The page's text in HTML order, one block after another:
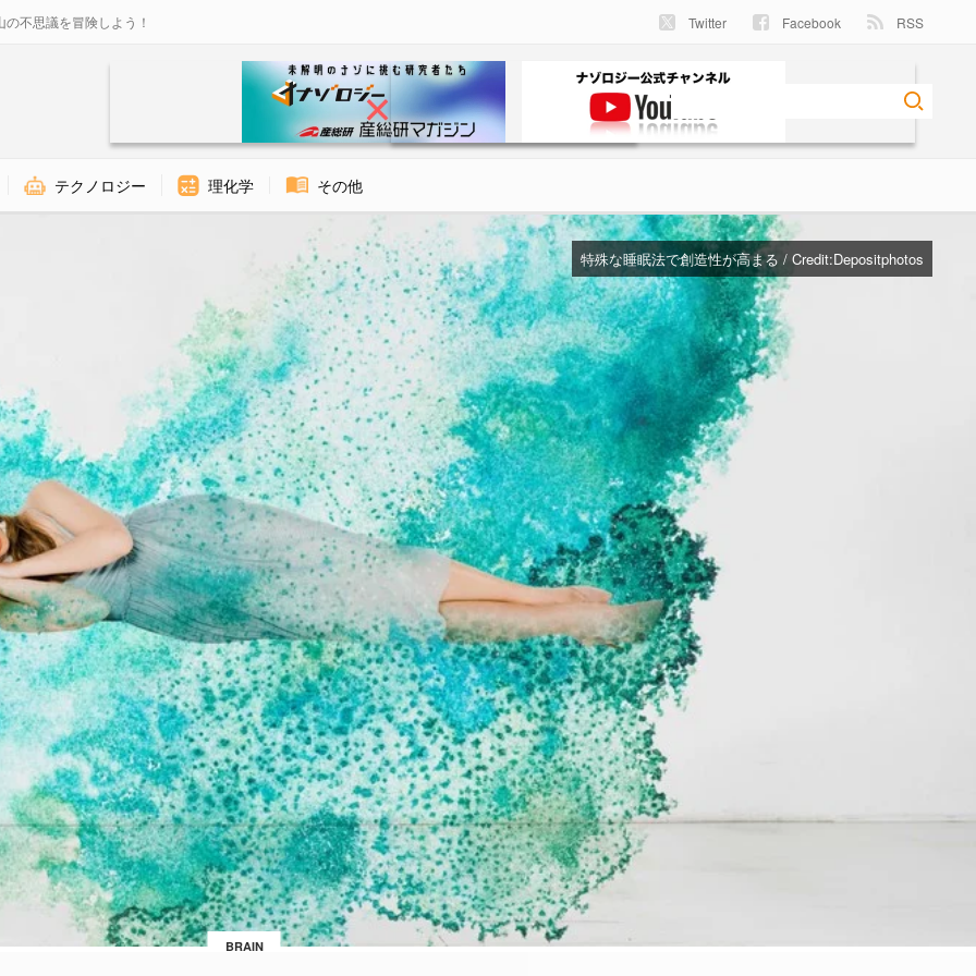
不思議を冒険しよう！ Twitter Facebook RSS
テクノロジー 理化学 その他
特殊な睡眠法で創造性が高まる / Credit:Depositphotos
BRAIN